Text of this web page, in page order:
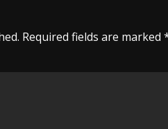
Required fields are marked